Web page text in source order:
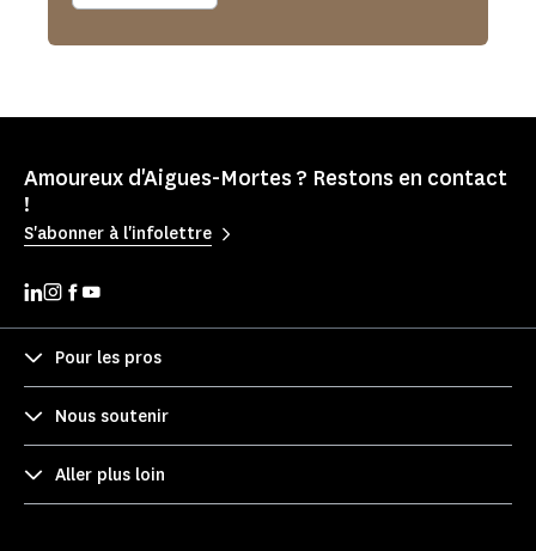
Amoureux d'Aigues-Mortes ? Restons en contact
!
S'abonner à l'infolettre
Pour les pros
Nous soutenir
Aller plus loin